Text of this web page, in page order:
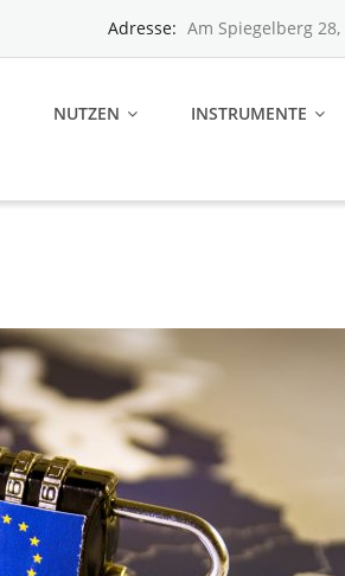
Adresse: Am Spiegelberg
NUTZEN INSTRUMENTE